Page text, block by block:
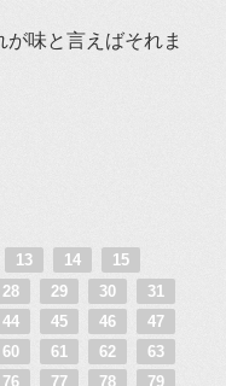
味と言えばそれま
13 14
15
28 29 30
31
44 45 46
47
60 61 62
63
76 77 78 79